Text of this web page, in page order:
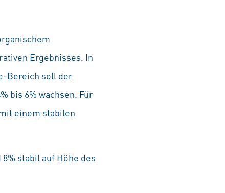
Ergebnisses. In
Bereich soll der
bis 6% wachsen. Für
einem stabilen
stabil auf Höhe des